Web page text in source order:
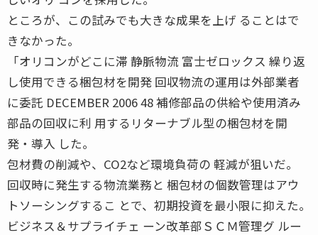
ところが、この試みでも大きな成果を上げ ることはで
きなかった。
「オリコンがどこに滞 静脈物流 富士ゼロックス 繰り返
し使用できる梱包材を開発 回収物流の運用は外部業者
に委託 DECEMBER 2006 48 補修部品の供給や使用済み
部品の回収に利 用するリターナブル型の梱包材を開
発・導入 した。
包材費の削減や、CO2など環境負荷の 軽減が狙いだ。
回収時に発生する物流業務と 梱包材の個数管理はアウ
トソーシングするこ とで、初期投資を最小限に抑えた。
ビジネス＆サプライチェ ーン改革部ＳＣＭ管理グ ルー